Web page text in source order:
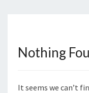
Nothing
Nothing
It seems we can’t